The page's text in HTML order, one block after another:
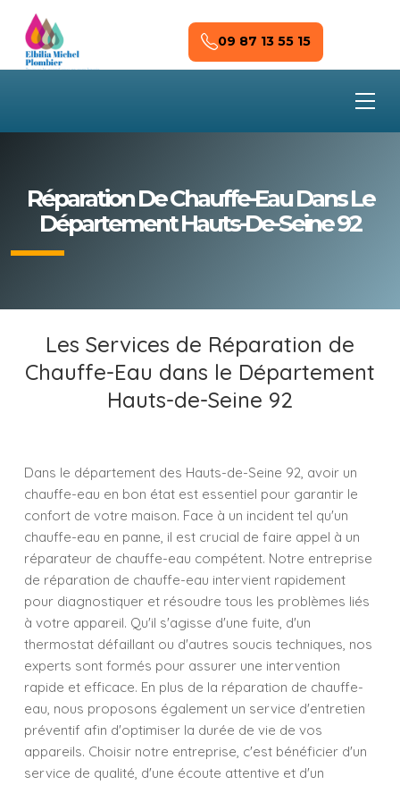
Skip to main content
09 87 13 55 15
Réparation De Chauffe-Eau Dans Le
Département Hauts-De-Seine 92
Les Services de Réparation de
Chauffe-Eau dans le Département
Hauts-de-Seine 92
Dans le département des Hauts-de-Seine 92, avoir un
chauffe-eau en bon état est essentiel pour garantir le
confort de votre maison. Face à un incident tel qu'un
chauffe-eau en panne, il est crucial de faire appel à un
réparateur de chauffe-eau compétent. Notre entreprise
de réparation de chauffe-eau intervient rapidement
pour diagnostiquer et résoudre tous les problèmes liés
à votre appareil. Qu'il s'agisse d'une fuite, d'un
thermostat défaillant ou d'autres soucis techniques, nos
experts sont formés pour assurer une intervention
rapide et efficace. En plus de la réparation de chauffe-
eau, nous proposons également un service d'entretien
préventif afin d'optimiser la durée de vie de vos
appareils. Choisir notre entreprise, c'est bénéficier d'un
service de qualité, d'une écoute attentive et d'un